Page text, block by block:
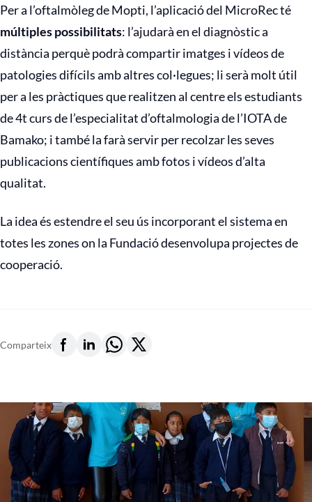
Per a l’oftalmòleg de Mopti, l’aplicació del MicroRec té
múltiples possibilitats: l’ajudarà en el diagnòstic a
distància perquè podrà compartir imatges i vídeos de
patologies difícils amb altres col·legues; li serà molt útil
per a les pràctiques que realitzen al centre els estudiants
de 4t curs de l’especialitat d’oftalmologia de l’IOTA de
Bamako; i també la farà servir per recolzar les seves
publicacions científiques amb fotos i vídeos d’alta
qualitat.
La idea és estendre el seu ús incorporant el sistema en
totes les zones on la Fundació desenvolupa projectes de
cooperació.
Comparteix